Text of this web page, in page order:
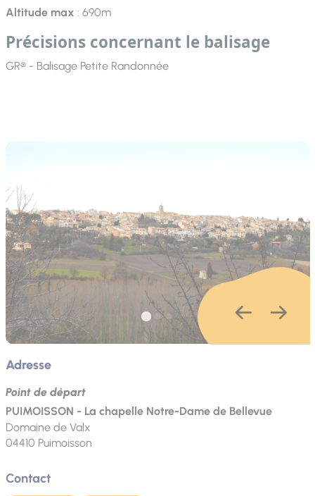
Altitude max : 690m
Précisions concernant le balisage
GR® - Balisage Petite Randonnée
Adresse
Point de départ
PUIMOISSON - La chapelle Notre-Dame de Bellevue
Domaine de Valx
04410 Puimoisson
Contact